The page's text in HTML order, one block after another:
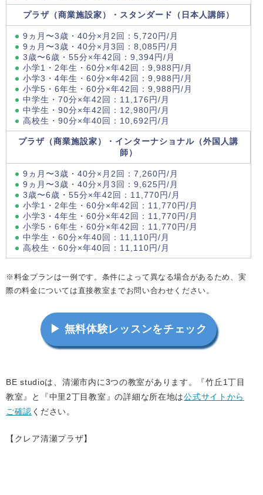
プラザ（商業施設家）・スタンダード（日本人講師）
9ヵ月〜3歳・40分×月2回：5,720円/月
9ヵ月〜3歳・40分×月3回：8,085円/月
3歳〜6歳・55分×年42回：9,394円/月
小学1・2年生・60分×年42回：9,988円/月
小学3・4年生・60分×年42回：9,988円/月
小学5・6年生・60分×年42回：9,988円/月
中学生・70分×年42回：11,176円/月
中学生・90分×年42回：12,980円/月
高校生・90分×年40回：10,692円/月
プラザ（商業施設家）・インターナショナル（外国人講
師）
9ヵ月〜3歳・40分×月2回：7,260円/月
9ヵ月〜3歳・40分×月3回：9,625円/月
3歳〜6歳・55分×年42回：11,770円/月
小学1・2年生・60分×年42回：11,770円/月
小学3・4年生・60分×年42回：11,770円/月
小学5・6年生・60分×年42回：11,770円/月
中学生・60分×年40回：11,110円/月
高校生・60分×年40回：11,110円/月
※料金プランは一例です。条件によって異なる場合があるため、実
際の料金については直接教室までお問い合わせください。
▶ 無料体験レッスンをチェック
BE studioは、清瀬市内に3つの教室があります。『竹丘1丁目
教室』と『中里2丁目教室』の詳細な所在地は公式サイトから
ご確認 ください。
【クレア清瀬プラザ】